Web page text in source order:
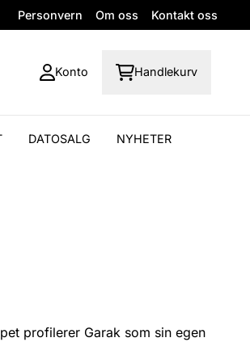
Personvern Om oss Kontakt oss
Konto Handlekurv
DATOSALG NYHETER
profilerer Garak som sin egen